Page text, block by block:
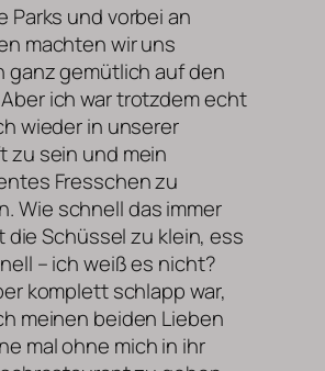
Parks und vorbei an
machten wir uns
ganz gemütlich auf den
ich war trotzdem echt
wieder in unserer
zu sein und mein
Fresschen zu
Wie schnell das immer
die Schüssel zu klein, ess
– ich weiß es nicht?
komplett schlapp war,
meinen beiden Lieben
mal ohne mich in ihr